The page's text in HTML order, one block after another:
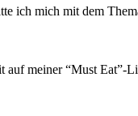
ich mich mit dem
auf meiner “Must Eat”-